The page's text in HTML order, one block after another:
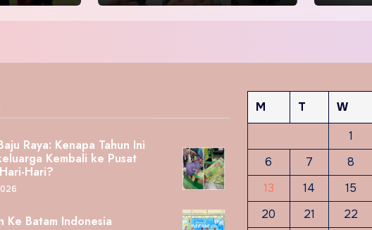
Raya: Kenapa Tahun Ini
Kembali ke Pusat
Hari?
Ke Batam Indonesia
M T W
1
6
7 8
13
14 15
20
21 22